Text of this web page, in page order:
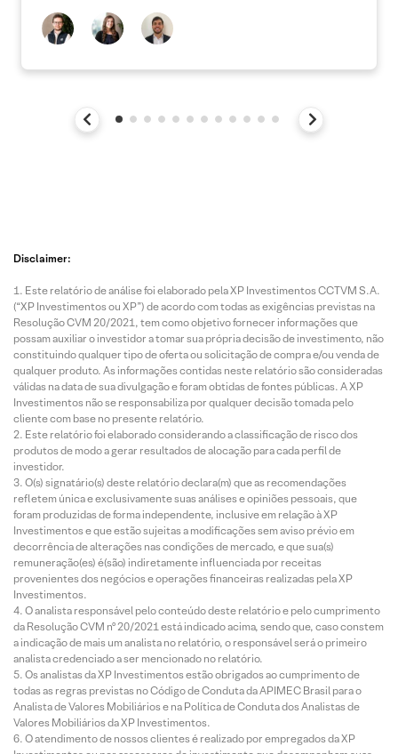
Disclaimer:
Este relatório de análise foi elaborado pela XP Investimentos CCTVM S.A.
(“XP Investimentos ou XP”) de acordo com todas as exigências previstas na
Resolução CVM 20/2021, tem como objetivo fornecer informações que
possam auxiliar o investidor a tomar sua própria decisão de investimento, não
constituindo qualquer tipo de oferta ou solicitação de compra e/ou venda de
qualquer produto. As informações contidas neste relatório são consideradas
válidas na data de sua divulgação e foram obtidas de fontes públicas. A XP
Investimentos não se responsabiliza por qualquer decisão tomada pelo
cliente com base no presente relatório.
Este relatório foi elaborado considerando a classificação de risco dos
produtos de modo a gerar resultados de alocação para cada perfil de
investidor.
O(s) signatário(s) deste relatório declara(m) que as recomendações
refletem única e exclusivamente suas análises e opiniões pessoais, que
foram produzidas de forma independente, inclusive em relação à XP
Investimentos e que estão sujeitas a modificações sem aviso prévio em
decorrência de alterações nas condições de mercado, e que sua(s)
remuneração(es) é(são) indiretamente influenciada por receitas
provenientes dos negócios e operações financeiras realizadas pela XP
Investimentos.
O analista responsável pelo conteúdo deste relatório e pelo cumprimento
da Resolução CVM nº 20/2021 está indicado acima, sendo que, caso constem
a indicação de mais um analista no relatório, o responsável será o primeiro
analista credenciado a ser mencionado no relatório.
Os analistas da XP Investimentos estão obrigados ao cumprimento de
todas as regras previstas no Código de Conduta da APIMEC Brasil para o
Analista de Valores Mobiliários e na Política de Conduta dos Analistas de
Valores Mobiliários da XP Investimentos.
O atendimento de nossos clientes é realizado por empregados da XP